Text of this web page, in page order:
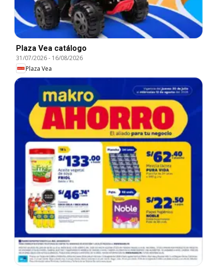
Plaza Vea catálogo
31/07/2026- 16/08/2026
Plaza Vea